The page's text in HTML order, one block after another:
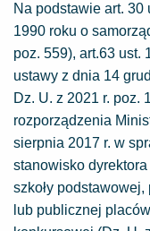
Na podstawie art. 30
1990 roku o
poz. 559), art.63 ust.
ustawy z dnia 14
Dz. U. z 2021 r. poz.
rozporządzenia
sierpnia 2017 r. w
stanowisko
szkoły
lub publicznej